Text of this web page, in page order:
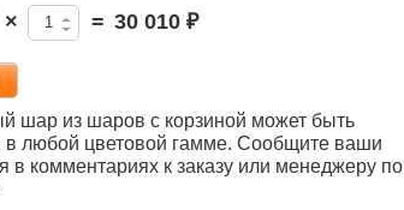
× = 30 010 ₽
шар из шаров с корзиной может быть
в любой цветовой гамме. Сообщите ваши
в комментариях к заказу или менеджеру по